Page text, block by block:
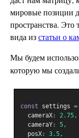
мировые позиции
пространства. Это
вида изстатьи о
Мы будем
которую мы
const settings =
  cameraX
: 2.75,
  cameraY
: 5,
  posX
: 3.5,